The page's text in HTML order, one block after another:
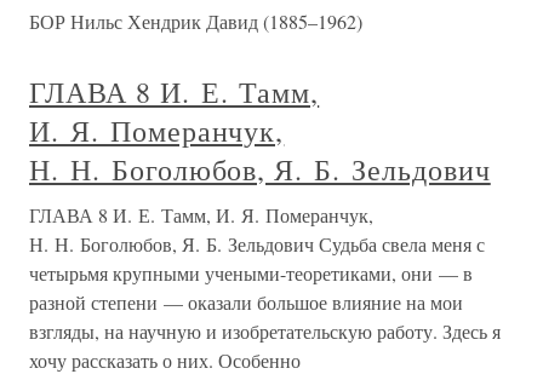
БОР Нильс Хендрик Давид (1885–1962)
ГЛАВА 8 И. Е. Тамм,
И. Я. Померанчук,
Н. Н. Боголюбов, Я. Б. Зельдович
ГЛАВА 8 И. Е. Тамм, И. Я. Померанчук,
Н. Н. Боголюбов, Я. Б. Зельдович Судьба свела меня с
четырьмя крупными учеными-теоретиками, они — в
разной степени — оказали большое влияние на мои
взгляды, на научную и изобретательскую работу. Здесь я
хочу рассказать о них. Особенно